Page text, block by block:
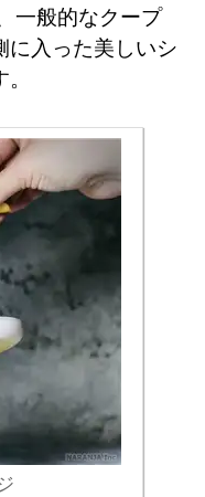
一般的なクープ
に入った美しいシ